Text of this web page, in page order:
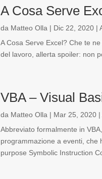
A Cosa Serve
da Matteo Olla | Dic 22, 2020|
A Cosa Serve Excel? Che te
del lavoro, allerta spoiler: non
VBA – Visual
da Matteo Olla | Mar 25, 2020|
Abbreviato formalmente in
programmazione a eventi, che
purpose Symbolic Instruction